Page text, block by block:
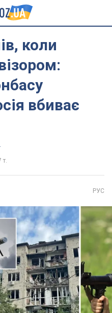
коли
вбиває
т.
РУС